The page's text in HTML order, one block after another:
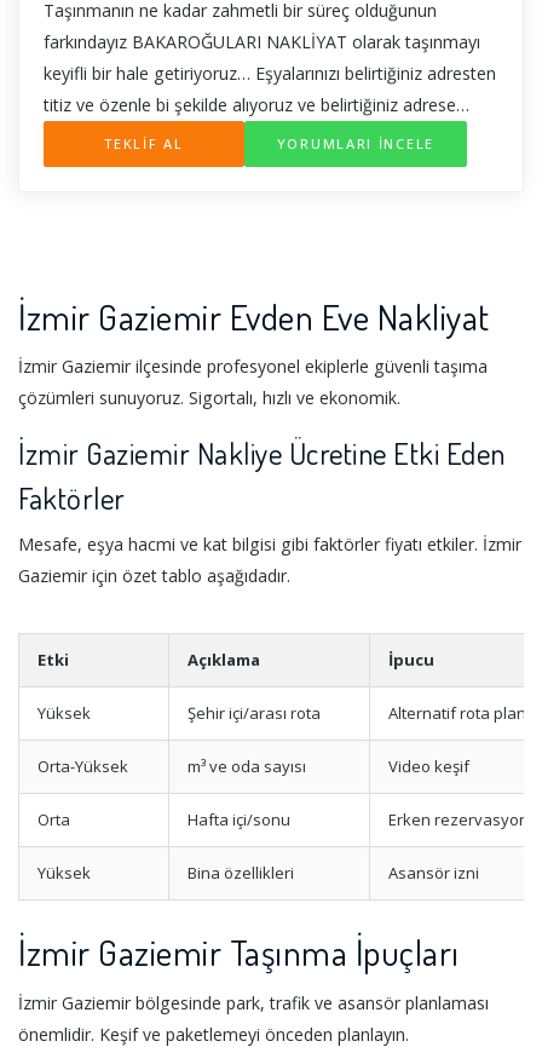
Taşınmanın ne kadar zahmetli bir süreç olduğunun
farkındayız BAKAROĞULARI NAKLİYAT olarak taşınmayı
keyifli bir hale getiriyoruz… Eşyalarınızı belirtiğiniz adresten
titiz ve özenle bi şekilde alıyoruz ve belirtiğiniz adrese
teslim ediyoruz BAKAROĞULARI NAKLİYAT olarak evden
eve taşıma ,asansörlü taşıma,ofis,ev taşımacılığı şehir içi
TEKLİF AL YORUMLARI İNCELE
İzmir Gaziemir Evden Eve Nakliyat
İzmir Gaziemir ilçesinde profesyonel ekiplerle güvenli taşıma
çözümleri sunuyoruz. Sigortalı, hızlı ve ekonomik.
İzmir Gaziemir Nakliye Ücretine Etki Eden
Faktörler
Mesafe, eşya hacmi ve kat bilgisi gibi faktörler fiyatı etkiler. İzmir
Gaziemir için özet tablo aşağıdadır.
Etki Açıklama İpucu
Yüksek Şehir içi/arası rota Alternatif rota planı
Orta-Yüksek m³ ve oda sayısı Video keşif
Orta Hafta içi/sonu Erken rezervasyon
Yüksek Bina özellikleri Asansör izni
İzmir Gaziemir Taşınma İpuçları
İzmir Gaziemir bölgesinde park, trafik ve asansör planlaması
önemlidir. Keşif ve paketlemeyi önceden planlayın.